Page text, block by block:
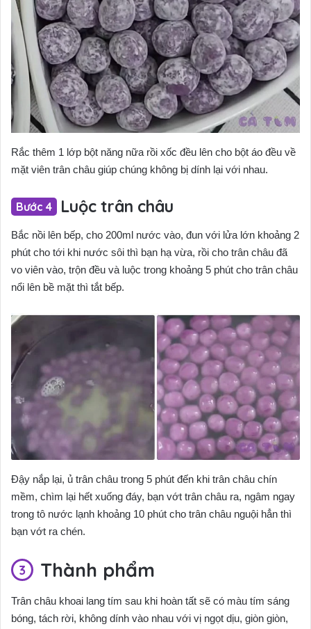
Rắc thêm 1 lớp bột năng nữa rồi xốc đều lên cho bột áo đều về
mặt viên trân châu giúp chúng không bị dính lại với nhau.
Luộc trân châu
Bắc nồi lên bếp, cho 200ml nước vào, đun với lửa lớn khoảng 2
phút cho tới khi nước sôi thì bạn hạ vừa, rồi cho trân châu đã
vo viên vào, trộn đều và luộc trong khoảng 5 phút cho trân châu
nổi lên bề mặt thì tắt bếp.
Đậy nắp lại, ủ trân châu trong 5 phút đến khi trân châu chín
mềm, chìm lại hết xuống đáy, bạn vớt trân châu ra, ngâm ngay
trong tô nước lạnh khoảng 10 phút cho trân châu nguội hẳn thì
bạn vớt ra chén.
Thành phẩm
Trân châu khoai lang tím sau khi hoàn tất sẽ có màu tím sáng
bóng, tách rời, không dính vào nhau với vị ngọt dịu, giòn giòn,